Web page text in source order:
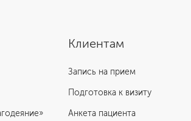
Клиентам
Запись на прием
Подготовка к визиту
Анкета пациента